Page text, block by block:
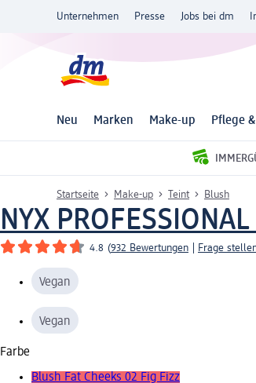
Unternehmen Presse Jobs bei dm
Neu Marken Make-up Pflege
Startseite Make-up Teint Blush
NYX
4.8 (932 Bewertungen Frage
Vegan
Vegan
Farbe
Blush Fat Cheeks 02 Fig Fizz